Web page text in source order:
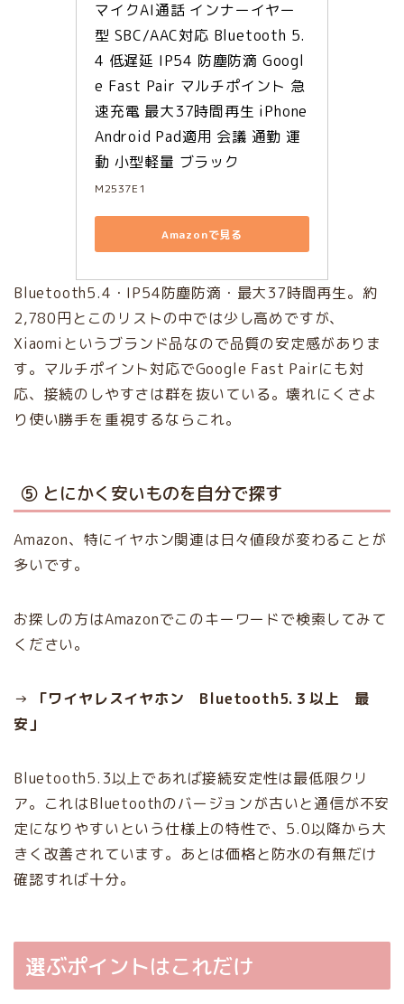
マイクAI通話 インナーイヤー
型 SBC/AAC対応 Bluetooth 5.
4 低遅延 IP54 防塵防滴 Googl
e Fast Pair マルチポイント 急
速充電 最大37時間再生 iPhone
Android Pad適用 会議 通勤 運
動 小型軽量 ブラック
M2537E1
Amazonで見る
Bluetooth5.4・IP54防塵防滴・最大37時間再生。約
2,780円とこのリストの中では少し高めですが、
Xiaomiというブランド品なので品質の安定感がありま
す。マルチポイント対応でGoogle Fast Pairにも対
応、接続のしやすさは群を抜いている。壊れにくさよ
り使い勝手を重視するならこれ。
⑤ とにかく安いものを自分で探す
Amazon、特にイヤホン関連は日々値段が変わることが
多いです。
お探しの方はAmazonでこのキーワードで検索してみて
ください。
→ 「ワイヤレスイヤホン Bluetooth5.３以上 最
安」
Bluetooth5.3以上であれば接続安定性は最低限クリ
ア。これはBluetoothのバージョンが古いと通信が不安
定になりやすいという仕様上の特性で、5.0以降から大
きく改善されています。あとは価格と防水の有無だけ
確認すれば十分。
選ぶポイントはこれだけ